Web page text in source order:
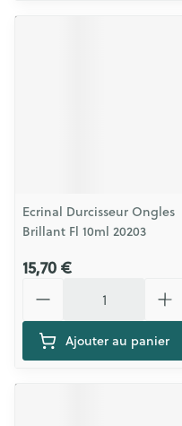
Ecrinal Durcisseur Ongles
Brillant Fl 10ml 20203
15,70 €
Ajouter au panier